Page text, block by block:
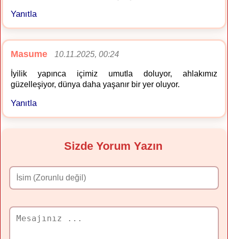
Yanıtla
Masume 10.11.2025, 00:24
İyilik yapınca içimiz umutla doluyor, ahlakımız
güzelleşiyor, dünya daha yaşanır bir yer oluyor.
Yanıtla
Sizde Yorum Yazın